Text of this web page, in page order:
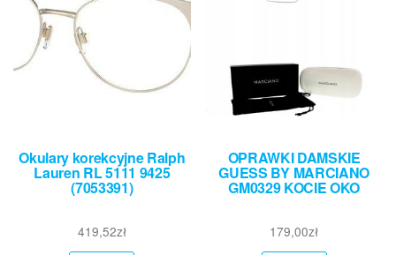
Okulary korekcyjne Ralph
Lauren RL 5111 9425
(7053391)
419,52zł
OPRAWKI DAMSKIE
GUESS BY MARCIANO
GM0329 KOCIE OKO
179,00zł